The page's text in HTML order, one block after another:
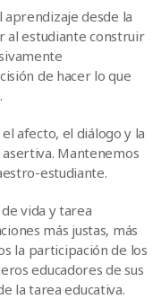
desde la
al estudiante construir
de hacer lo que
afecto, el diálogo y la
Mantenemos
estudiante.
vida y tarea
más justas, más
la participación de los
educadores de sus
la tarea educativa.